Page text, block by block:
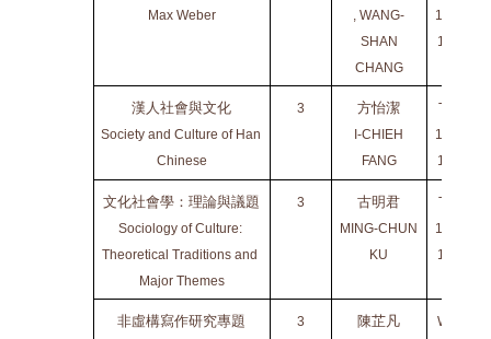
Max Weber
, WANG-
SHAN
CHANG
1420-
1720
漢人社會與文化
Society and Culture of Han
Chinese
3 方怡潔
I-CHIEH
FANG
THU
1420-
1720
文化社會學：理論與議題
Sociology of Culture:
Theoretical Traditions and
Major Themes
3 古明君
MING-CHUN
KU
THU
1420-
1720
非虛構寫作研究專題 3 陳芷凡
WED